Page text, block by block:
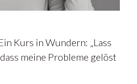
Kurs in Wundern: „Lass
meine Probleme gelöst